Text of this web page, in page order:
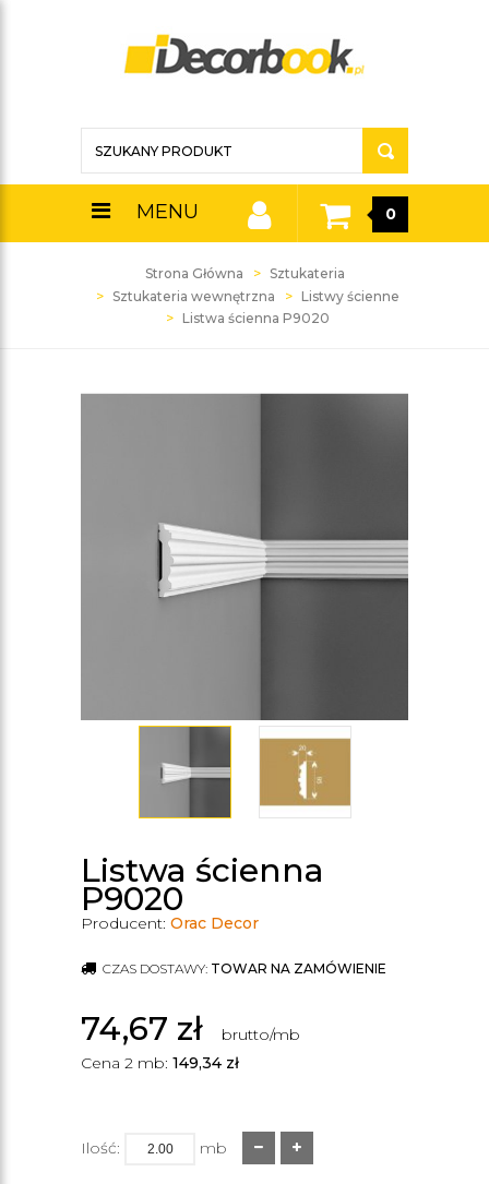
MENU 0
Strona Główna
Sztukateria
Sztukateria wewnętrzna
Listwy ścienne
Listwa ścienna P9020
Listwa ścienna
P9020
Producent: Orac Decor
CZAS DOSTAWY: TOWAR NA ZAMÓWIENIE
74,67 zł
brutto/mb
Cena 2 mb: 149,34 zł
Ilość: mb